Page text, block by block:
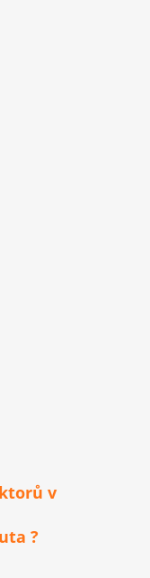
v
?